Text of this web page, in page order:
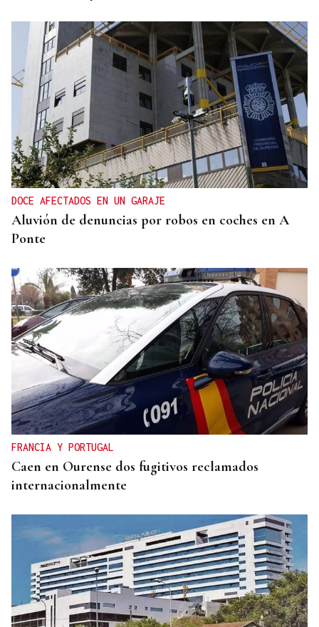
DOCE AFECTADOS EN UN GARAJE
Aluvión de denuncias por robos en coches en A
Ponte
FRANCIA Y PORTUGAL
Caen en Ourense dos fugitivos reclamados
internacionalmente